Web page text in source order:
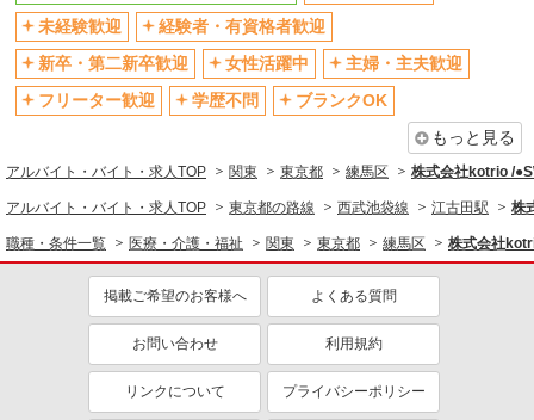
社会保険あり
産休・育休取得実績あり
退職金・財形貯蓄制度あり
各種手当（家族・役職・インセン
ティブなど）あり
制服貸与
研修制度あり
同じ職種から求人を探す
看護師・保健師・看護助手・助産師
同じ特徴から求人を探す
ミドル（40代～）活躍中
ボーナス・賞与あり
車通勤OK
交通費支給
社会保険あり
未経験歓迎
経験者・有資格者歓迎
新卒・第二新卒歓迎
女性活躍中
主婦・主夫歓迎
フリーター歓迎
学歴不問
ブランクOK
もっと見る
アルバイト・バイト・求人TOP 関東 東京都 練馬区 株式会社kotrio /
アルバイト・バイト・求人TOP 東京都の路線 西武池袋線 江古田駅 株
職種・条件一覧 医療・介護・福祉 関東 東京都 練馬区 株式会社
掲載ご希望のお客様へ よくある質問
お問い合わせ 利用規約
リンクについて プライバシーポリシー